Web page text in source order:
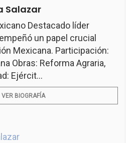
Salazar
Destacado líder
un papel crucial
Mexicana. Participación:
Obras: Reforma Agraria,
Ejércit...
VER BIOGRAFÍA